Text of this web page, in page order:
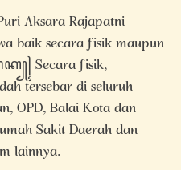
Rajapatni
baik secara fisik maupun
Secara fisik,
tersebar di seluruh
OPD, Balai Kota dan
Sakit Daerah dan